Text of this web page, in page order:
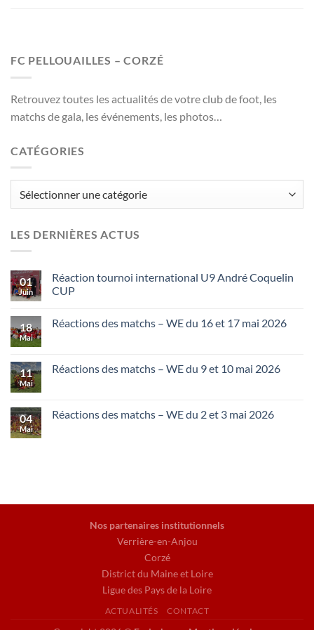
FC PELLOUAILLES – CORZÉ
Retrouvez toutes les actualités de votre club de foot, les
matchs de gala, les événements, les photos…
CATÉGORIES
LES DERNIÈRES ACTUS
01
Juin
Réaction tournoi international U9 André Coquelin
CUP
18
Mai
Réactions des matchs – WE du 16 et 17 mai 2026
11
Mai
Réactions des matchs – WE du 9 et 10 mai 2026
04
Mai
Réactions des matchs – WE du 2 et 3 mai 2026
Nos partenaires institutionnels
Verrière-en-Anjou
Corzé
District du Maine et Loire
Ligue des Pays de la Loire
ACTUALITÉS CONTACT